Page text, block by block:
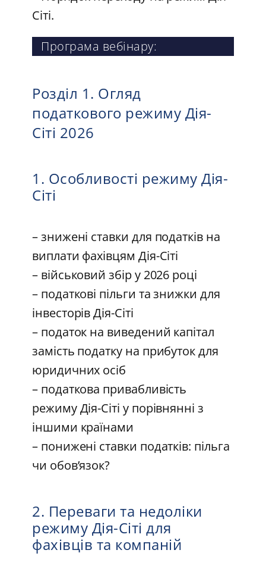
Сіті.
Програма вебінару:
Розділ 1. Огляд
податкового режиму Дія-
Сіті 2026
1. Особливості режиму Дія-
Сіті
– знижені ставки для податків на
виплати фахівцям Дія-Сіті
– військовий збір у 2026 році
– податкові пільги та знижки для
інвесторів Дія-Сіті
– податок на виведений капітал
замість податку на прибуток для
юридичних осіб
– податкова привабливість
режиму Дія-Сіті у порівнянні з
іншими країнами
– понижені ставки податків: пільга
чи обов’язок?
2. Переваги та недоліки
режиму Дія-Сіті для
фахівців та компаній